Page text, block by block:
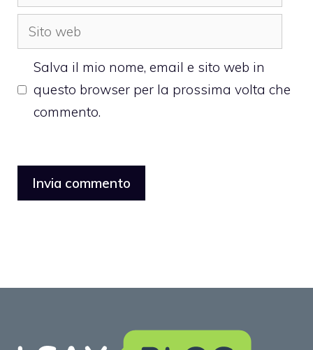
Sito
web
Salva il mio nome, email e sito web in
questo browser per la prossima volta che
commento.